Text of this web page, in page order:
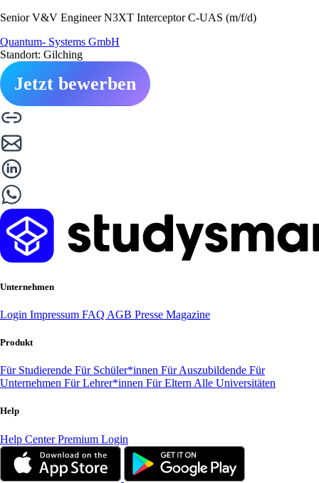
Senior V&V Engineer N3XT Interceptor C‑UAS (m/f/d)
Quantum- Systems GmbH
Standort: Gilching
Jetzt bewerben
Unternehmen
Login Impressum FAQ AGB Presse Magazine
Produkt
Für Studierende Für Schüler*innen Für Auszubildende Für
Unternehmen Für Lehrer*innen Für Eltern Alle Universitäten
Help
Help CenterPremium Login